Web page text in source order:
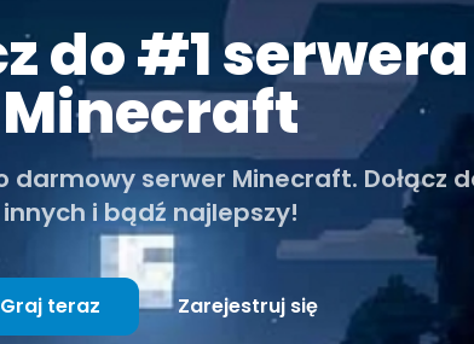
do #1 serwera
Minecraft
darmowy serwer Minecraft. Dołącz
innych i bądź najlepszy!
Graj teraz Zarejestruj się